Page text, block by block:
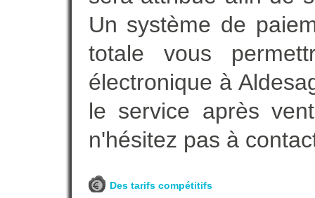
Un système de
totale vous
électronique à
le service après
n'hésitez pas à
Des tarifs compétitifs